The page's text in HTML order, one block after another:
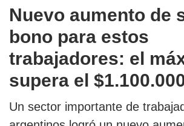
Nuevo aumento de
bono para estos
trabajadores: el
supera el
Un sector importante de